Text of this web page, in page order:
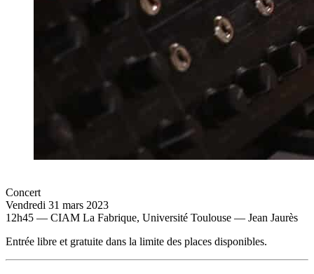
Concert
Vendredi 31 mars 2023
12h45 — CIAM La Fabrique, Université Toulouse — Jean Jaurès
Entrée libre et gratuite dans la limite des places disponibles.